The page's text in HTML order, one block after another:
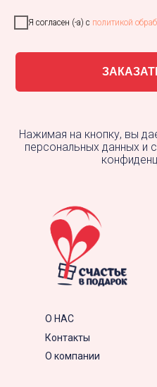
Я согласен (-а) с политикой
Нажимая на кнопку, вы
персональных данных и
О НАС
О компании
Контакты